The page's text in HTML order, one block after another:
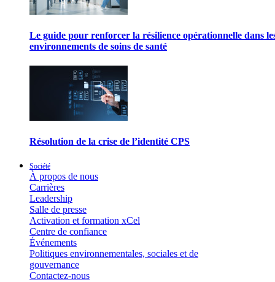
Le guide pour renforcer la résilience opérationnelle dans
environnements de soins de santé
Résolution de la crise de l’identité CPS
Société
À propos de nous
Carrières
Leadership
Salle de presse
Activation et formation xCel
Centre de confiance
Événements
Politiques environnementales, sociales et de
gouvernance
Contactez-nous